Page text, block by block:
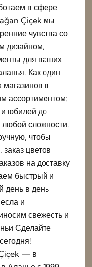
в сфере
Çiçek мы
чувства со
дизайном,
для ваших
Как один
в
ассортиментом:
и юбилей до
сложности.
чтобы
цветов
на доставку
быстрый и
день в день
и
свежесть и
Сделайте
— в